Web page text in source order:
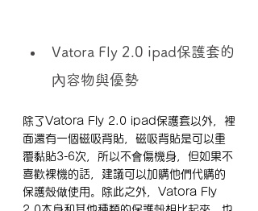
Vatora Fly 2.0 ipad保護套的
內容物與優勢
除了Vatora Fly 2.0 ipad保護套以外，裡
面還有一個磁吸背貼，磁吸背貼是可以重
覆黏貼3-6次，所以不會傷機身，但如果不
喜歡裸機的話，建議可以加購他們代購的
保護殼做使用。除此之外，Vatora Fly